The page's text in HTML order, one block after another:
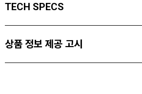
캐주얼하며 적당한 보온성을 제공하는 편안한
이 재킷은 부드럽고 포근한 리사이클 플리스
전통적인 합성 섬유와 결합해 자연 소재처럼
TECH SPECS
[Body] 100% biodegradeable recylced
[Overlay] 100% Woven Mechanical
상품 정보 제공 고시